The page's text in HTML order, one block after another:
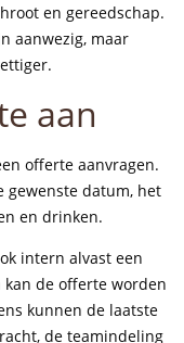
en gereedschap.
aanwezig, maar
aan
offerte aanvragen.
gewenste datum, het
en drinken.
intern alvast een
de offerte worden
kunnen de laatste
de teamindeling